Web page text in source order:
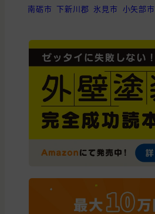
南砺市 下新川郡 氷見市 小矢部市